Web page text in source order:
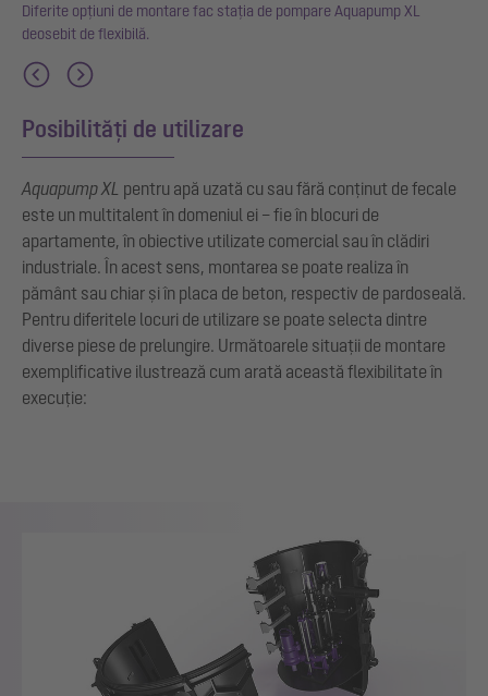
Diferite opțiuni de montare fac stația de pompare Aquapump XL
deosebit de flexibilă.
Posibilități de utilizare
Aquapump XL pentru apă uzată cu sau fără conținut de fecale
este un multitalent în domeniul ei – fie în blocuri de
apartamente, în obiective utilizate comercial sau în clădiri
industriale. În acest sens, montarea se poate realiza în
pământ sau chiar și în placa de beton, respectiv de pardoseală.
Pentru diferitele locuri de utilizare se poate selecta dintre
diverse piese de prelungire. Următoarele situații de montare
exemplificative ilustrează cum arată această flexibilitate în
execuție: